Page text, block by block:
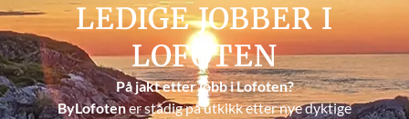
LEDIGE JOBBER I
LOFOTEN
På jakt etter jobb i Lofoten?
ByLofotener stadig på utkikk etter nye dyktige